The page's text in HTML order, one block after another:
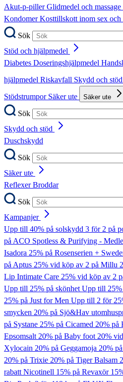
Akut-p-pillerGlidmedel och massage
KondomerKosttillskott inom sex och
Sök
Stöd och hjälpmedel
Diabetes Doseringshjälpmedel
hjälpmedel Riskavfall Skydd och stöd
Stödstrumpor Säker ute Säker ute
Sök
Skydd och stöd
Duschskydd
Sök
Säker ute
ReflexerBroddar
Sök
Kampanjer
Upp till 40% på solskydd 3 för 2 på
på ACO Spotless & Purifying -
Isadora 25% på Rosenserien +
på Aptus 25% vid köp av 2 på Millu
Lip Intimate Care 25% vid köp av 2
Upp till 25% på skönhetUpp till 25%
25% på Just for Men Upp till 2 för
smycken 20% på Sjö&Hav
på Systane 25% på Cicamed 20% på
Epsomsalt20% på Baby foot20%
Xylocain 20% på Geggamoja 20%
20% på Trixie 20% på Tiger Balsam
rabatt Nicotinell 15% på Revaxör